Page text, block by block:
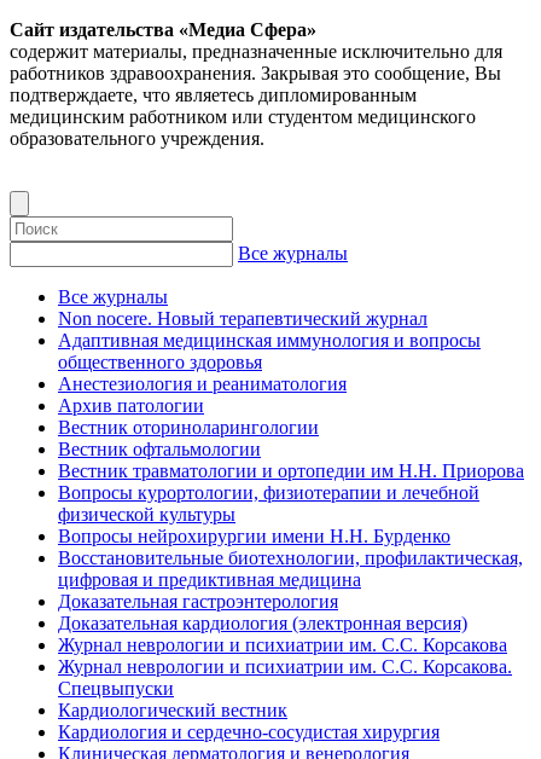
Сайт издательства «Медиа Сфера»
содержит материалы, предназначенные исключительно для
работников здравоохранения. Закрывая это сообщение, Вы
подтверждаете, что являетесь дипломированным
медицинским работником или студентом медицинского
образовательного учреждения.
Все журналы
Все журналы
Non nocere. Новый терапевтический журнал
Адаптивная медицинская иммунология и вопросы
общественного здоровья
Анестезиология и реаниматология
Архив патологии
Вестник оториноларингологии
Вестник офтальмологии
Вестник травматологии и ортопедии им Н.Н. Приорова
Вопросы курортологии, физиотерапии и лечебной
физической культуры
Вопросы нейрохирургии имени Н.Н. Бурденко
Восстановительные биотехнологии, профилактическая,
цифровая и предиктивная медицина
Доказательная гастроэнтерология
Доказательная кардиология (электронная версия)
Журнал неврологии и психиатрии им. С.С. Корсакова
Журнал неврологии и психиатрии им. С.С. Корсакова.
Спецвыпуски
Кардиологический вестник
Кардиология и сердечно-сосудистая хирургия
Клиническая дерматология и венерология